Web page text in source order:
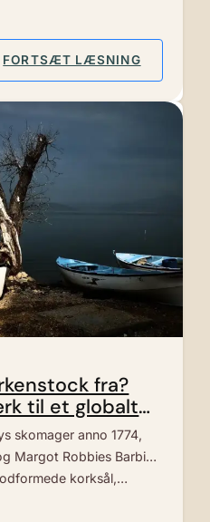
FORTSÆT LÆSNING: 6
fra?
til et globalt
skomager anno 1774,
Margot Robbies Barbie
korksål,…